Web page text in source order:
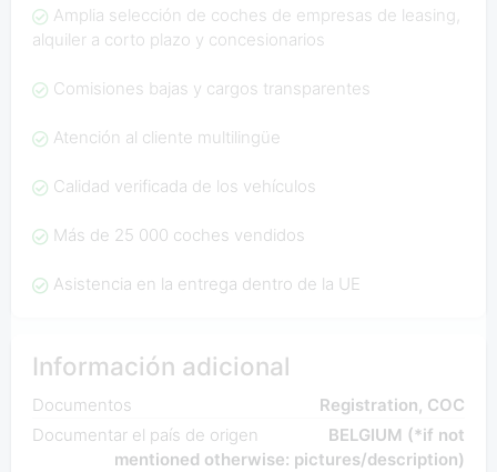
Amplia selección de coches de empresas de leasing,
alquiler a corto plazo y concesionarios
Comisiones bajas y cargos transparentes
Atención al cliente multilingüe
Calidad verificada de los vehículos
Más de 25 000 coches vendidos
Asistencia en la entrega dentro de la UE
Información adicional
Documentos
Registration, COC
Documentar el país de origen
BELGIUM (*if not
mentioned otherwise: pictures/description)